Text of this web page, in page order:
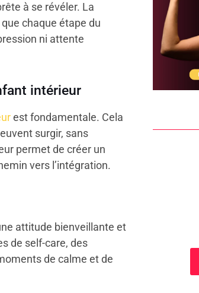
à se révéler. La
chaque étape du
ni attente
intérieur
est fondamentale. Cela
surgir, sans
permet de créer un
vers l’intégration.
attitude bienveillante et
de self-care, des
de calme et de